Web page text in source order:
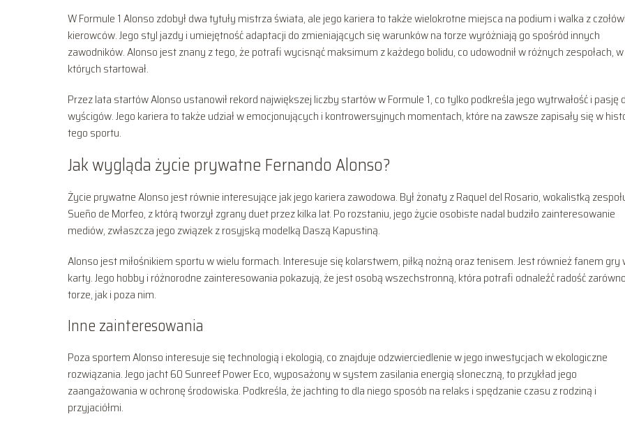
W Formule 1 Alonso zdobył dwa tytuły mistrza świata, ale jego kariera to także wielokrotne miejsca na podium i walka z
kierowców. Jego styl jazdy i umiejętność adaptacji do zmieniających się warunków na torze wyróżniają go spośród innych
zawodników. Alonso jest znany z tego, że potrafi wycisnąć maksimum z każdego bolidu, co udowodnił w różnych zespołach, w
których startował.
Przez lata startów Alonso ustanowił rekord największej liczby startów w Formule 1, co tylko podkreśla jego wytrwałość i pasję
wyścigów. Jego kariera to także udział w emocjonujących i kontrowersyjnych momentach, które na zawsze zapisały się w
tego sportu.
Jak wygląda życie prywatne Fernando Alonso?
Życie prywatne Alonso jest równie interesujące jak jego kariera zawodowa. Był żonaty z Raquel del Rosario, wokalistką
Sueño de Morfeo, z którą tworzył zgrany duet przez kilka lat. Po rozstaniu, jego życie osobiste nadal budziło zainteresowanie
mediów, zwłaszcza jego związek z rosyjską modelką Daszą Kapustiną.
Alonso jest miłośnikiem sportu w wielu formach. Interesuje się kolarstwem, piłką nożną oraz tenisem. Jest również fanem gry
karty. Jego hobby i różnorodne zainteresowania pokazują, że jest osobą wszechstronną, która potrafi odnaleźć radość
torze, jak i poza nim.
Inne zainteresowania
Poza sportem Alonso interesuje się technologią i ekologią, co znajduje odzwierciedlenie w jego inwestycjach w ekologiczne
rozwiązania. Jego jacht 60 Sunreef Power Eco, wyposażony w system zasilania energią słoneczną, to przykład jego
zaangażowania w ochronę środowiska. Podkreśla, że jachting to dla niego sposób na relaks i spędzanie czasu z rodziną i
przyjaciółmi.